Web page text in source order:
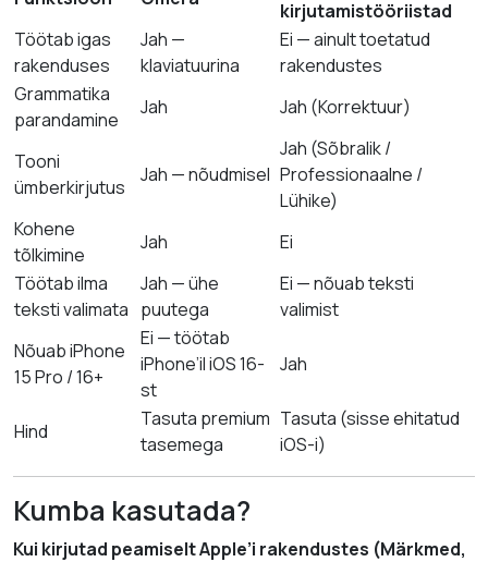
kirjutamistööriistad
Töötab igas
rakenduses
Jah —
klaviatuurina
Ei — ainult toetatud
rakendustes
Grammatika
parandamine
Jah Jah (Korrektuur)
Tooni
ümberkirjutus
Jah — nõudmisel
Jah (Sõbralik /
Professionaalne /
Lühike)
Kohene
tõlkimine
Jah
Ei
Töötab ilma
teksti valimata
Jah — ühe
puutega
Ei — nõuab teksti
valimist
Nõuab iPhone
15 Pro / 16+
Ei — töötab
iPhone’il iOS 16-
st
Jah
Hind
Tasuta premium
tasemega
Tasuta (sisse ehitatud
iOS-i)
Kumba kasutada?
Kui kirjutad peamiselt Apple’i rakendustes (Märkmed,